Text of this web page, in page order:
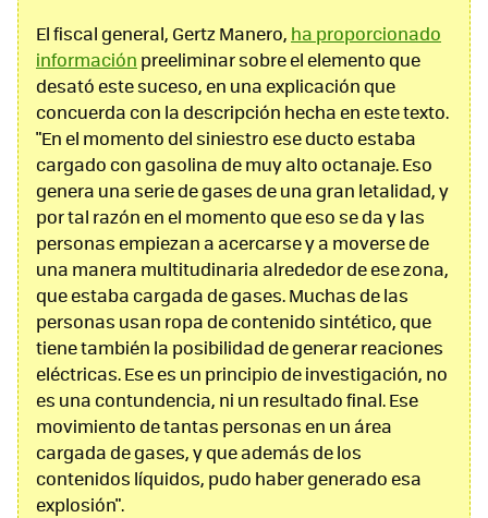
El fiscal general, Gertz Manero, ha proporcionado
información preeliminar sobre el elemento que
desató este suceso, en una explicación que
concuerda con la descripción hecha en este texto.
"En el momento del siniestro ese ducto estaba
cargado con gasolina de muy alto octanaje. Eso
genera una serie de gases de una gran letalidad, y
por tal razón en el momento que eso se da y las
personas empiezan a acercarse y a moverse de
una manera multitudinaria alrededor de ese zona,
que estaba cargada de gases. Muchas de las
personas usan ropa de contenido sintético, que
tiene también la posibilidad de generar reaciones
eléctricas. Ese es un principio de investigación, no
es una contundencia, ni un resultado final. Ese
movimiento de tantas personas en un área
cargada de gases, y que además de los
contenidos líquidos, pudo haber generado esa
explosión".